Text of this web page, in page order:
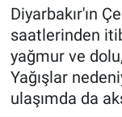
Diyarbakır'ın
saatlerinden
yağmur ve
Yağışlar
ulaşımda da